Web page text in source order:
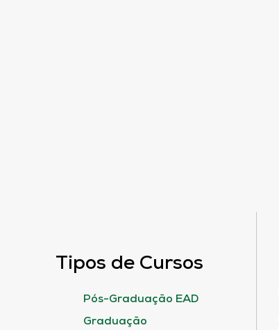
Tipos de Cursos
Pós-Graduação EAD
Graduação